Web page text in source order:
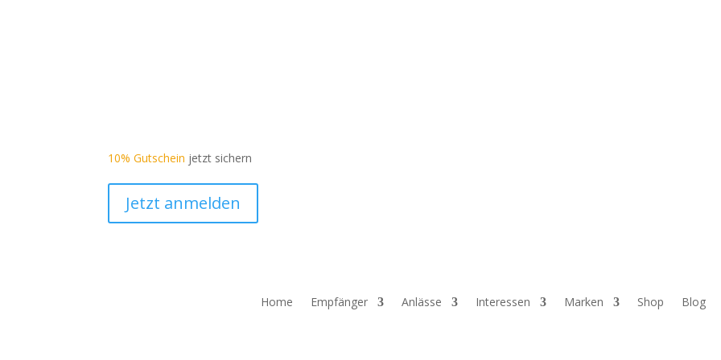
10% Gutschein jetzt sichern
Jetzt anmelden
Home Empfänger Anlässe Interessen Marken Shop Blog